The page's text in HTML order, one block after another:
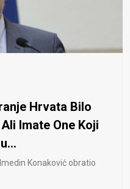
Hrvata Bilo
Imate One Koji
Konaković obratio